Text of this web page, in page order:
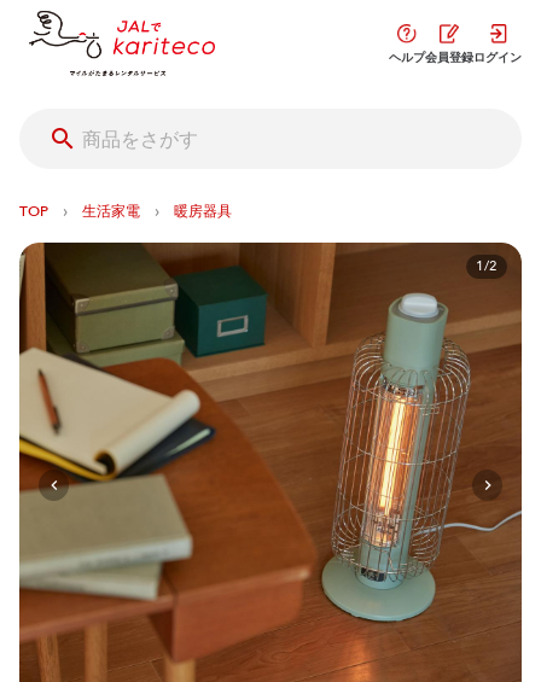
ヘルプ会員登録ログイン
TOP › 生活家電 › 暖房器具
1/2